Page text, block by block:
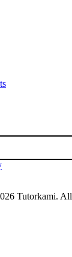
Tutorkami. All